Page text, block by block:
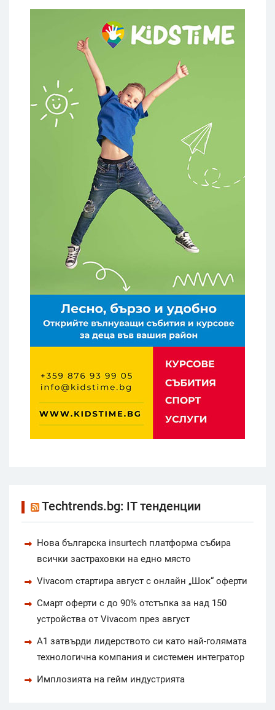
Techtrends.bg: IT тенденции
Нова българска insurtech платформа събира
всички застраховки на едно място
Vivacom стартира август с онлайн „Шок“ оферти
Смарт оферти с до 90% отстъпка за над 150
устройства от Vivacom през август
А1 затвърди лидерството си като най-голямата
технологична компания и системен интегратор
Имплозията на гейм индустрията